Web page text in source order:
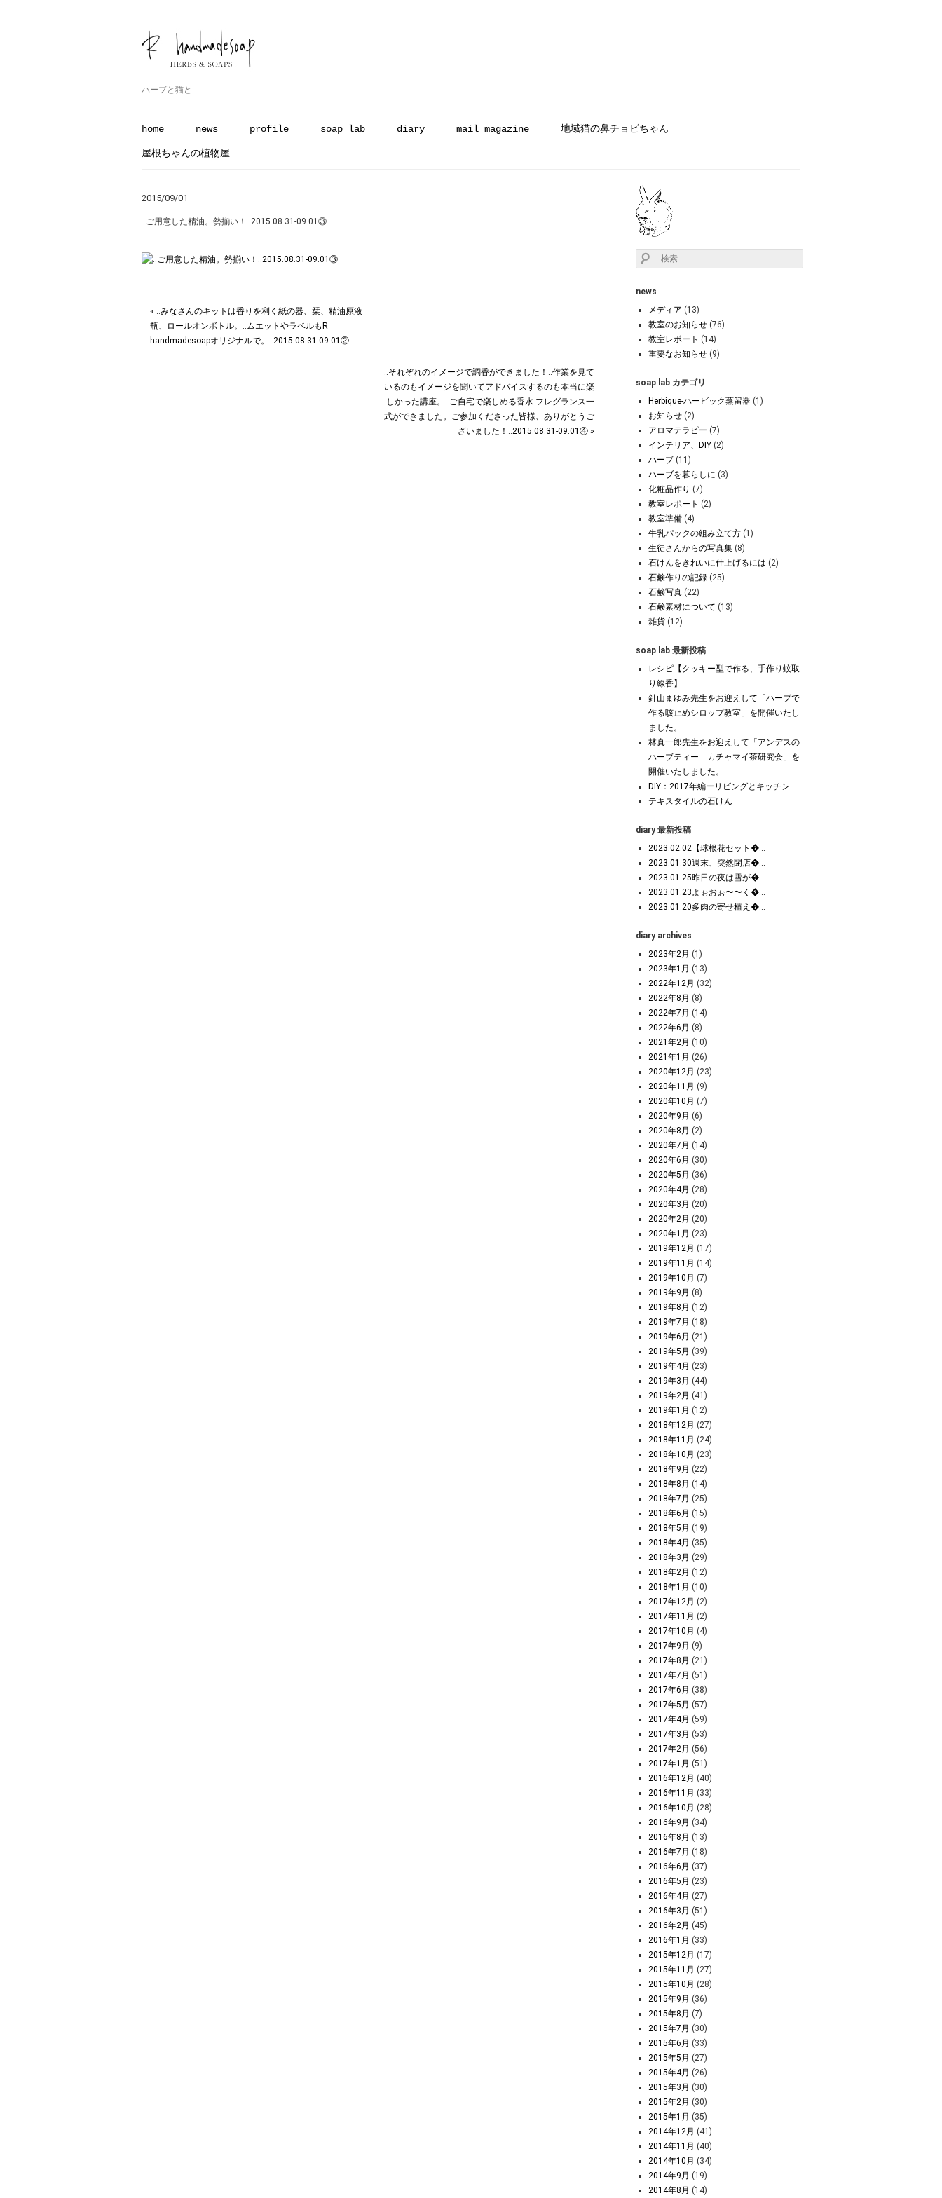
ハーブと猫と
home news profile soap lab diary mail magazine 地域猫の鼻チョビちゃん
屋根ちゃんの植物屋
2015/09/01
‥ご用意した精油。勢揃い！‥2015.08.31-09.01③
« ‥みなさんのキットは香りを利く紙の器、栞、精油原液
瓶、ロールオンボトル。‥ムエットやラベルもR
handmadesoapオリジナルで。‥2015.08.31-09.01②
‥それぞれのイメージで調香ができました！‥作業を見て
いるのもイメージを聞いてアドバイスするのも本当に楽
しかった講座。‥ご自宅で楽しめる香水-フレグランス一
式ができました。ご参加くださった皆様、ありがとうご
ざいました！‥2015.08.31-09.01④ »
news
メディア (13)
教室のお知らせ (76)
教室レポート (14)
重要なお知らせ (9)
soap lab カテゴリ
Herbique-ハービック蒸留器 (1)
お知らせ (2)
アロマテラピー (7)
インテリア、DIY (2)
ハーブ (11)
ハーブを暮らしに (3)
化粧品作り (7)
教室レポート (2)
教室準備 (4)
牛乳パックの組み立て方 (1)
生徒さんからの写真集 (8)
石けんをきれいに仕上げるには (2)
石鹸作りの記録 (25)
石鹸写真 (22)
石鹸素材について (13)
雑貨 (12)
soap lab 最新投稿
レシピ【クッキー型で作る、手作り蚊取
り線香】
針山まゆみ先生をお迎えして「ハーブで
作る咳止めシロップ教室」を開催いたし
ました。
林真一郎先生をお迎えして「アンデスの
ハーブティー カチャマイ茶研究会」を
開催いたしました。
DIY：2017年編ーリビングとキッチン
テキスタイルの石けん
diary 最新投稿
2023.02.02【球根花セット�...
2023.01.30週末、突然閉店�...
2023.01.25昨日の夜は雪が�...
2023.01.23よぉおぉ〜〜く�...
2023.01.20多肉の寄せ植え�...
diary archives
2023年2月 (1)
2023年1月 (13)
2022年12月 (32)
2022年8月 (8)
2022年7月 (14)
2022年6月 (8)
2021年2月 (10)
2021年1月 (26)
2020年12月 (23)
2020年11月 (9)
2020年10月 (7)
2020年9月 (6)
2020年8月 (2)
2020年7月 (14)
2020年6月 (30)
2020年5月 (36)
2020年4月 (28)
2020年3月 (20)
2020年2月 (20)
2020年1月 (23)
2019年12月 (17)
2019年11月 (14)
2019年10月 (7)
2019年9月 (8)
2019年8月 (12)
2019年7月 (18)
2019年6月 (21)
2019年5月 (39)
2019年4月 (23)
2019年3月 (44)
2019年2月 (41)
2019年1月 (12)
2018年12月 (27)
2018年11月 (24)
2018年10月 (23)
2018年9月 (22)
2018年8月 (14)
2018年7月 (25)
2018年6月 (15)
2018年5月 (19)
2018年4月 (35)
2018年3月 (29)
2018年2月 (12)
2018年1月 (10)
2017年12月 (2)
2017年11月 (2)
2017年10月 (4)
2017年9月 (9)
2017年8月 (21)
2017年7月 (51)
2017年6月 (38)
2017年5月 (57)
2017年4月 (59)
2017年3月 (53)
2017年2月 (56)
2017年1月 (51)
2016年12月 (40)
2016年11月 (33)
2016年10月 (28)
2016年9月 (34)
2016年8月 (13)
2016年7月 (18)
2016年6月 (37)
2016年5月 (23)
2016年4月 (27)
2016年3月 (51)
2016年2月 (45)
2016年1月 (33)
2015年12月 (17)
2015年11月 (27)
2015年10月 (28)
2015年9月 (36)
2015年8月 (7)
2015年7月 (30)
2015年6月 (33)
2015年5月 (27)
2015年4月 (26)
2015年3月 (30)
2015年2月 (30)
2015年1月 (35)
2014年12月 (41)
2014年11月 (40)
2014年10月 (34)
2014年9月 (19)
2014年8月 (14)